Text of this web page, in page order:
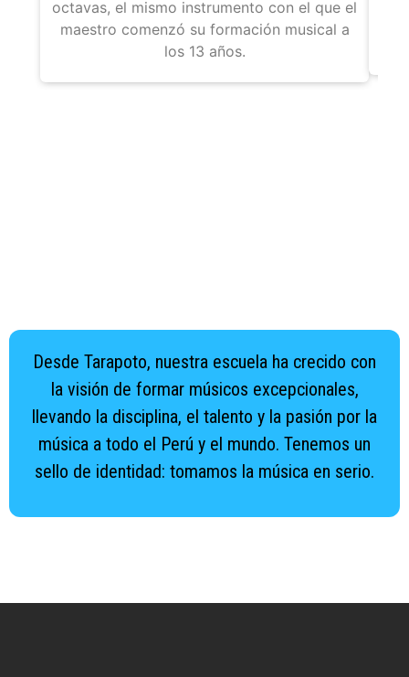
octavas, el mismo instrumento con el que el
maestro comenzó su formación musical a
los 13 años.
Desde Tarapoto, nuestra escuela ha crecido con
la visión de formar músicos excepcionales,
llevando la disciplina, el talento y la pasión por la
música a todo el Perú y el mundo. Tenemos un
sello de identidad: tomamos la música en serio.